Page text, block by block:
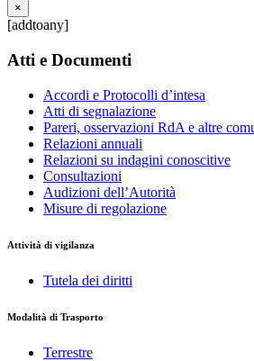
×
[addtoany]
Atti e Documenti
Accordi e Protocolli d’intesa
Atti di segnalazione
Pareri, osservazioni RdA e altre
Relazioni annuali
Relazioni su indagini conoscitive
Consultazioni
Audizioni dell’Autorità
Misure di regolazione
Attività di vigilanza
Tutela dei diritti
Modalità di Trasporto
Terrestre